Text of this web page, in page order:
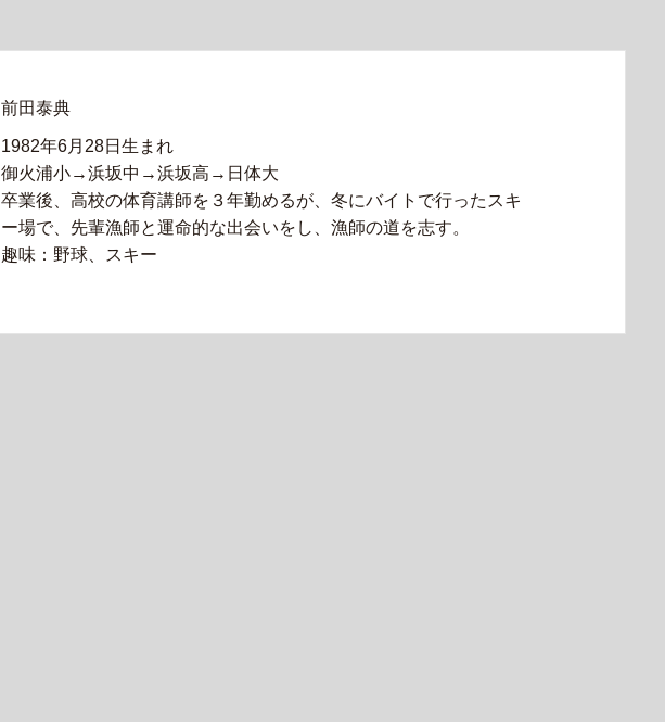
前田泰典
1982年6月28日生まれ
御火浦小→浜坂中→浜坂高→日体大
卒業後、高校の体育講師を３年勤めるが、冬にバイトで行ったスキ
ー場で、先輩漁師と運命的な出会いをし、漁師の道を志す。
趣味：野球、スキー